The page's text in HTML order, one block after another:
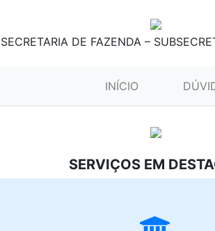
SECRETARIA DE FAZENDA –
INÍCIO (CURRENT)
SERVIÇOS EM